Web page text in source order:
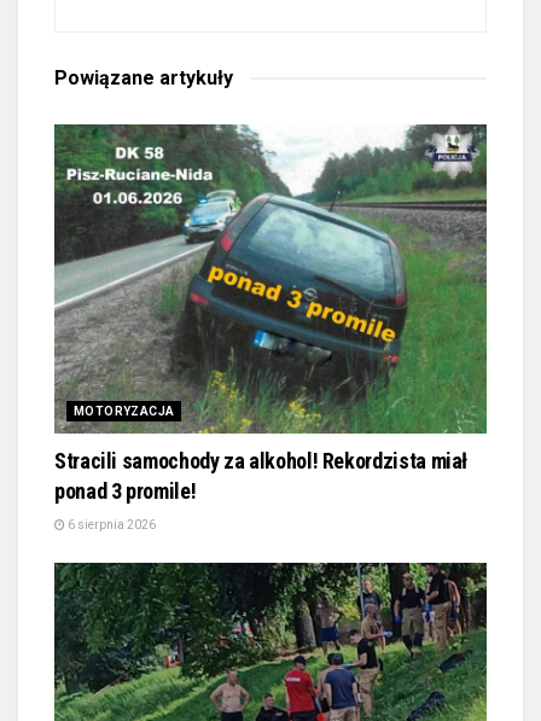
Powiązane artykuły
MOTORYZACJA
Stracili samochody za alkohol! Rekordzista miał
ponad 3 promile!
6 sierpnia 2026